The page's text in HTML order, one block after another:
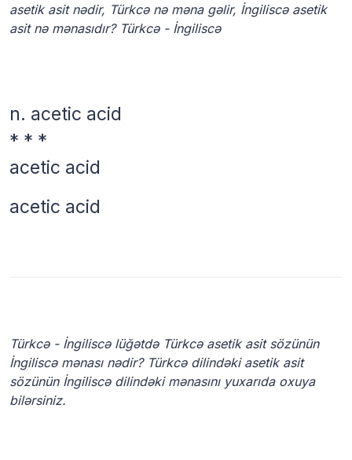
asetik asit nədir, Türkcə nə məna gəlir, İngiliscə asetik
asit nə mənasıdır? Türkcə - İngiliscə
n. acetic acid
* * *
acetic acid
acetic acid
Türkcə - İngiliscə lüğətdə Türkcə asetik asit sözünün
İngiliscə mənası nədir? Türkcə dilindəki asetik asit
sözünün İngiliscə dilindəki mənasını yuxarıda oxuya
bilərsiniz.